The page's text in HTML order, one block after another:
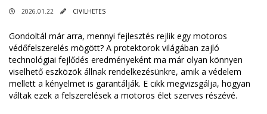
2026.01.22 CIVILHETES
Gondoltál már arra, mennyi fejlesztés rejlik egy motoros
védőfelszerelés mögött? A protektorok világában zajló
technológiai fejlődés eredményeként ma már olyan könnyen
viselhető eszközök állnak rendelkezésünkre, amik a védelem
mellett a kényelmet is garantálják. E cikk megvizsgálja, hogyan
váltak ezek a felszerelések a motoros élet szerves részévé.